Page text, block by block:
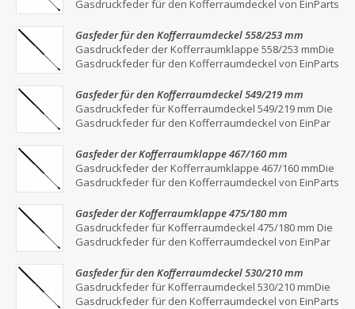
Gasdruckfeder für den Kofferraumdeckel von EinParts
Gasfeder für den Kofferraumdeckel 558/253 mm
Gasdruckfeder der Kofferraumklappe 558/253 mmDie
Gasdruckfeder für den Kofferraumdeckel von EinParts
Gasfeder für den Kofferraumdeckel 549/219 mm
Gasdruckfeder für Kofferraumdeckel 549/219 mm Die
Gasdruckfeder für den Kofferraumdeckel von EinPar
Gasfeder der Kofferraumklappe 467/160 mm
Gasdruckfeder der Kofferraumklappe 467/160 mmDie
Gasdruckfeder für den Kofferraumdeckel von EinParts
Gasfeder der Kofferraumklappe 475/180 mm
Gasdruckfeder für Kofferraumdeckel 475/180 mm Die
Gasdruckfeder für den Kofferraumdeckel von EinPar
Gasfeder für den Kofferraumdeckel 530/210 mm
Gasdruckfeder für Kofferraumdeckel 530/210 mmDie
Gasdruckfeder für den Kofferraumdeckel von EinParts